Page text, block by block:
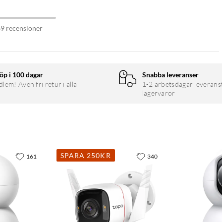
recensioner
i 100 dagar
Även fri retur i alla
Snabba leveranser
1-2 arbetsdagar
lagervaror
161 SPARA 250KR 340